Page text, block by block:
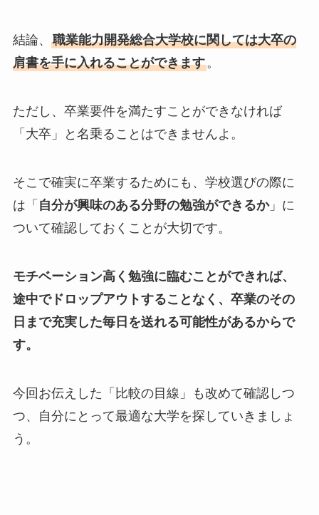
結論、 職業能力開発総合大学校に関しては大卒の
肩書を手に入れることができます。
ただし、卒業要件を満たすことができなければ
「大卒」と名乗ることはできませんよ。
そこで確実に卒業するためにも、学校選びの際に
は「 自分が興味のある分野の勉強ができるか」に
ついて確認しておくことが大切です。
モチベーション高く勉強に臨むことができれば、
途中でドロップアウトすることなく、卒業のその
日まで充実した毎日を送れる可能性があるからで
す。
今回お伝えした「比較の目線」も改めて確認しつ
つ、自分にとって最適な大学を探していきましょ
う。